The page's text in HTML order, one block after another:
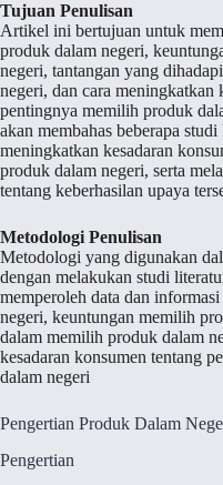
Tujuan Penulisan
Artikel ini bertujuan untuk
produk dalam negeri,
negeri, tantangan yang
negeri, dan cara meningkatkan
pentingnya memilih produk
akan membahas beberapa
meningkatkan kesadaran
produk dalam negeri, serta
tentang keberhasilan upaya
Metodologi Penulisan
Metodologi yang digunakan
dengan melakukan studi
memperoleh data dan
negeri, keuntungan memilih
dalam memilih produk dalam
kesadaran konsumen tentang
dalam negeri
Pengertian Produk Dalam
Pengertian